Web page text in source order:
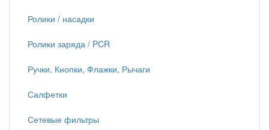
Ролики / насадки
Ролики заряда / PCR
Ручки, Кнопки, Флажки, Рычаги
Салфетки
Сетевые фильтры